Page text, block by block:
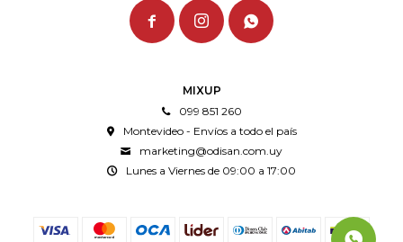
MIXUP
099 851 260
Montevideo - Envíos a todo el país
marketing@odisan.com.uy
Lunes a Viernes de 09:00 a 17:00
  